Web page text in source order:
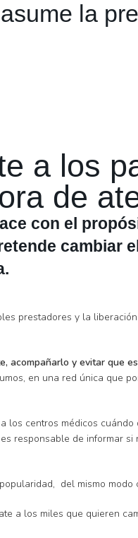
la
a los
de
con el
cambiar
prestadores y la
y evitar que
en una red única que
los centros médicos
responsable de informar
del mismo
a los miles que quieren